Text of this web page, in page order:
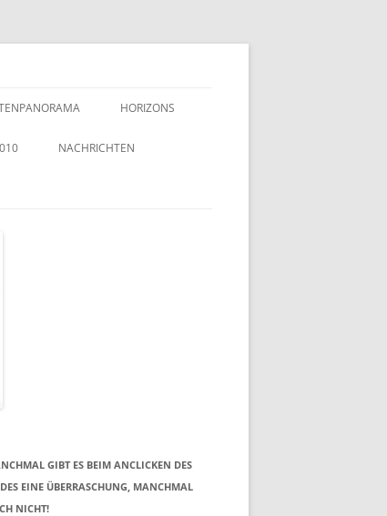
HORIZONS
NACHRICHTEN
GIBT ES BEIM ANCLICKEN DES
EINE ÜBERRASCHUNG, MANCHMAL
NICHT!